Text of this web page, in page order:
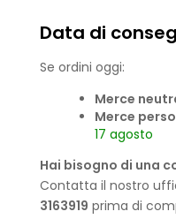
Data di
Se ordini oggi:
Merce
Merce
17 agosto
Hai bisogno di una
Contatta il nostro
3163919 prima di